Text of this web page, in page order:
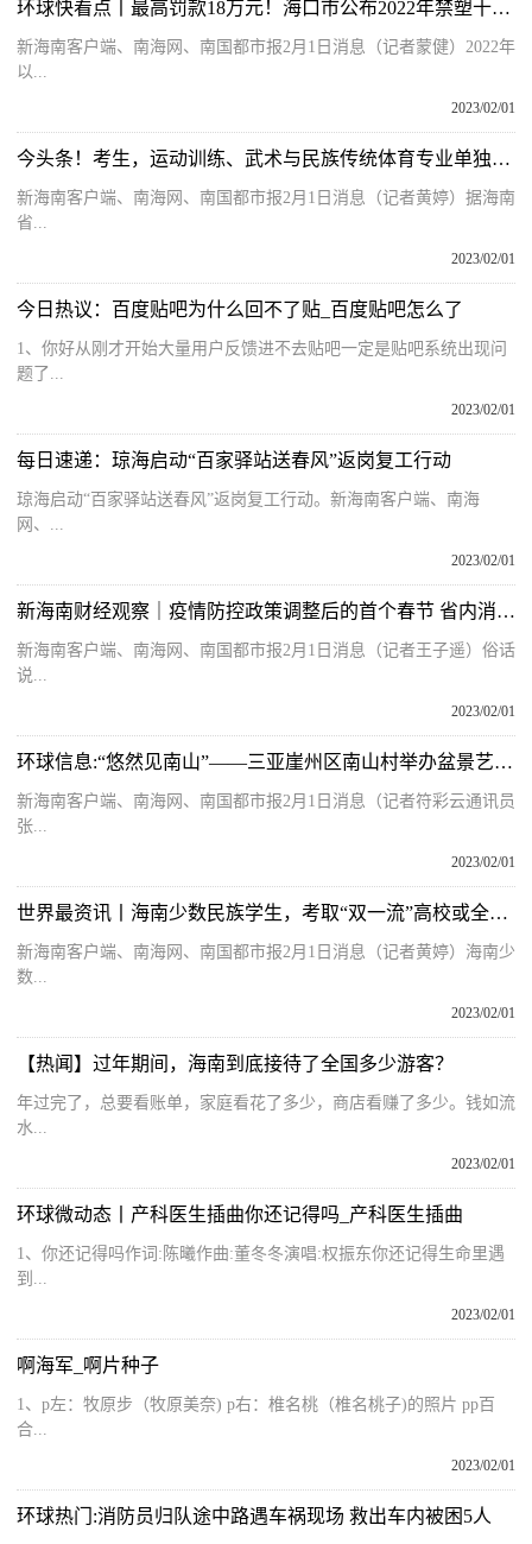
环球快看点丨最高罚款18万元！海口市公布2022年禁塑十大典型案件
新海南客户端、南海网、南国都市报2月1日消息（记者蒙健）2022年
以...
2023/02/01
今头条！考生，运动训练、武术与民族传统体育专业单独招生网上注册启动，下月起网上报名
新海南客户端、南海网、南国都市报2月1日消息（记者黄婷）据海南
省...
2023/02/01
今日热议：百度贴吧为什么回不了贴_百度贴吧怎么了
1、你好从刚才开始大量用户反馈进不去贴吧一定是贴吧系统出现问
题了...
2023/02/01
每日速递：琼海启动“百家驿站送春风”返岗复工行动
琼海启动“百家驿站送春风”返岗复工行动。新海南客户端、南海
网、...
2023/02/01
新海南财经观察｜疫情防控政策调整后的首个春节 省内消费市场成绩喜人
新海南客户端、南海网、南国都市报2月1日消息（记者王子遥）俗话
说...
2023/02/01
环球信息:“悠然见南山”——三亚崖州区南山村举办盆景艺术节
新海南客户端、南海网、南国都市报2月1日消息（记者符彩云通讯员
张...
2023/02/01
世界最资讯丨海南少数民族学生，考取“双一流”高校或全日制研究生毕业奖励5000-12000元不等
新海南客户端、南海网、南国都市报2月1日消息（记者黄婷）海南少
数...
2023/02/01
【热闻】过年期间，海南到底接待了全国多少游客？
年过完了，总要看账单，家庭看花了多少，商店看赚了多少。钱如流
水...
2023/02/01
环球微动态丨产科医生插曲你还记得吗_产科医生插曲
1、你还记得吗作词:陈曦作曲:董冬冬演唱:权振东你还记得生命里遇
到...
2023/02/01
啊海军_啊片种子
1、p左：牧原步（牧原美奈) p右：椎名桃（椎名桃子)的照片 pp百
合...
2023/02/01
环球热门:消防员归队途中路遇车祸现场 救出车内被困5人